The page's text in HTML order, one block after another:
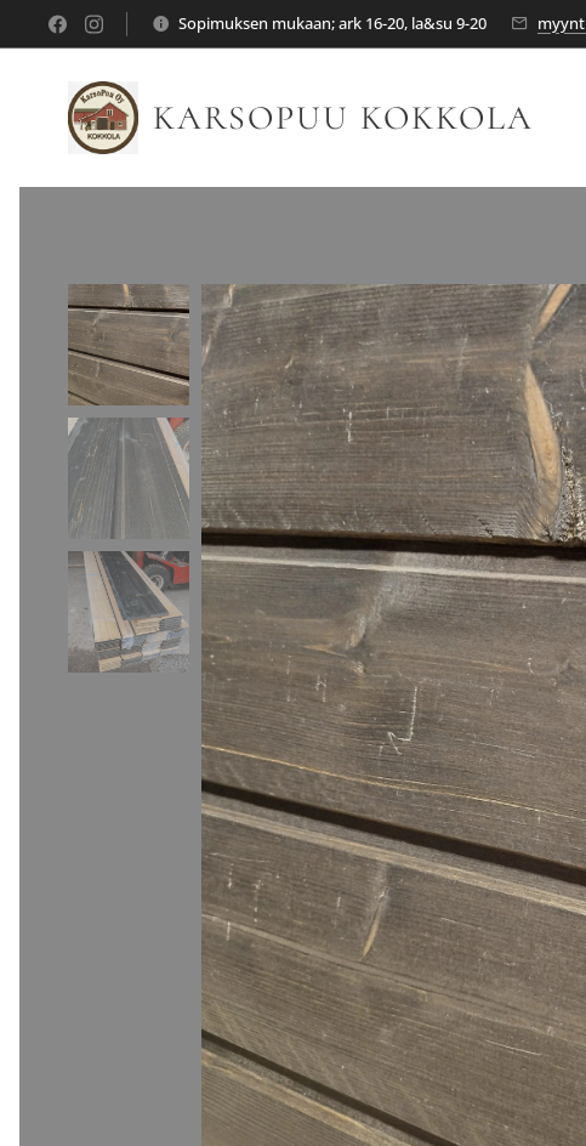
Sopimuksen mukaan; ark 16-20, la&su 9-20
KARSOPUU KOKKOLA